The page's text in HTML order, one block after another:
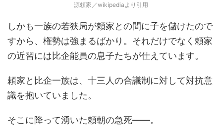
源頼家／wikipediaより引用
しかも一族の若狭局が頼家との間に子を儲けたので
すから、権勢は強まるばかり。それだけでなく頼家
の近習には比企能員の息子たちが仕えています。
頼家と比企一族は、十三人の合議制に対して対抗意
識を抱いていました。
そこに降って湧いた頼朝の急死――。